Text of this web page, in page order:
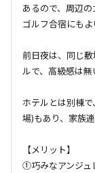
あるので、周辺の
ゴルフ合宿にもよ
前日夜は、同じ
ルで、高級感は
ホテルとは別棟
場)もあり、家族
【メリット】
①巧みなアンジュ